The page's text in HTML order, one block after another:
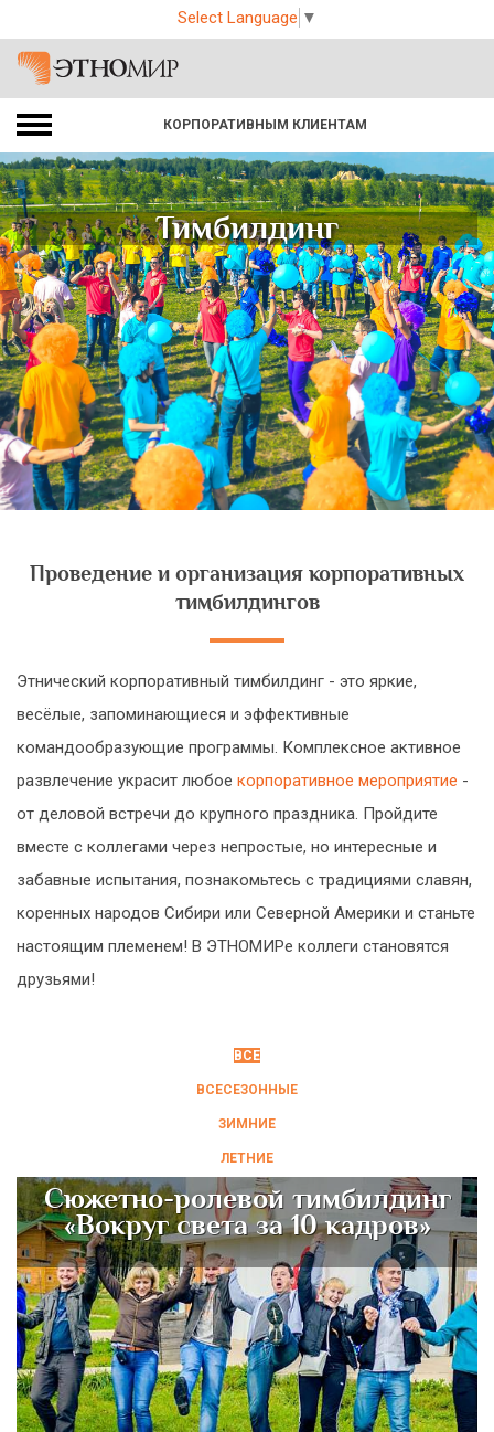
Select Language ▼
КОРПОРАТИВНЫМ КЛИЕНТАМ
Тимбилдинг
Проведение и организация корпоративных
тимбилдингов
Этнический корпоративный тимбилдинг - это яркие,
весёлые, запоминающиеся и эффективные
командообразующие программы. Комплексное активное
развлечение украсит любое корпоративное мероприятие -
от деловой встречи до крупного праздника. Пройдите
вместе с коллегами через непростые, но интересные и
забавные испытания, познакомьтесь с традициями славян,
коренных народов Сибири или Северной Америки и станьте
настоящим племенем! В ЭТНОМИРе коллеги становятся
друзьями!
ВСЕ
ВСЕСЕЗОННЫЕ
ЗИМНИЕ
ЛЕТНИЕ
Сюжетно-ролевой тимбилдинг
«Вокруг света за 10 кадров»